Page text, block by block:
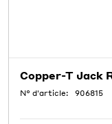
Copper-T Jack
N° d'article: 906815